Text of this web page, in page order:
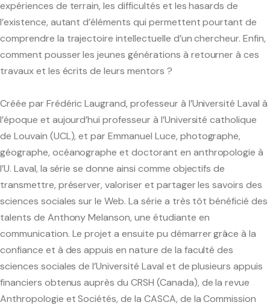
expériences de terrain, les difficultés et les hasards de
l’existence, autant d’éléments qui permettent pourtant de
comprendre la trajectoire intellectuelle d’un chercheur. Enfin,
comment pousser les jeunes générations à retourner à ces
travaux et les écrits de leurs mentors ?
Créée par Frédéric Laugrand, professeur à l’Université Laval à
l’époque et aujourd’hui professeur à l’Université catholique
de Louvain (UCL), et par Emmanuel Luce, photographe,
géographe, océanographe et doctorant en anthropologie à
l’U. Laval, la série se donne ainsi comme objectifs de
transmettre, préserver, valoriser et partager les savoirs des
sciences sociales sur le Web. La série a très tôt bénéficié des
talents de Anthony Melanson, une étudiante en
communication. Le projet a ensuite pu démarrer grâce à la
confiance et à des appuis en nature de la faculté des
sciences sociales de l’Université Laval et de plusieurs appuis
financiers obtenus auprès du CRSH (Canada), de la revue
Anthropologie et Sociétés, de la CASCA, de la Commission